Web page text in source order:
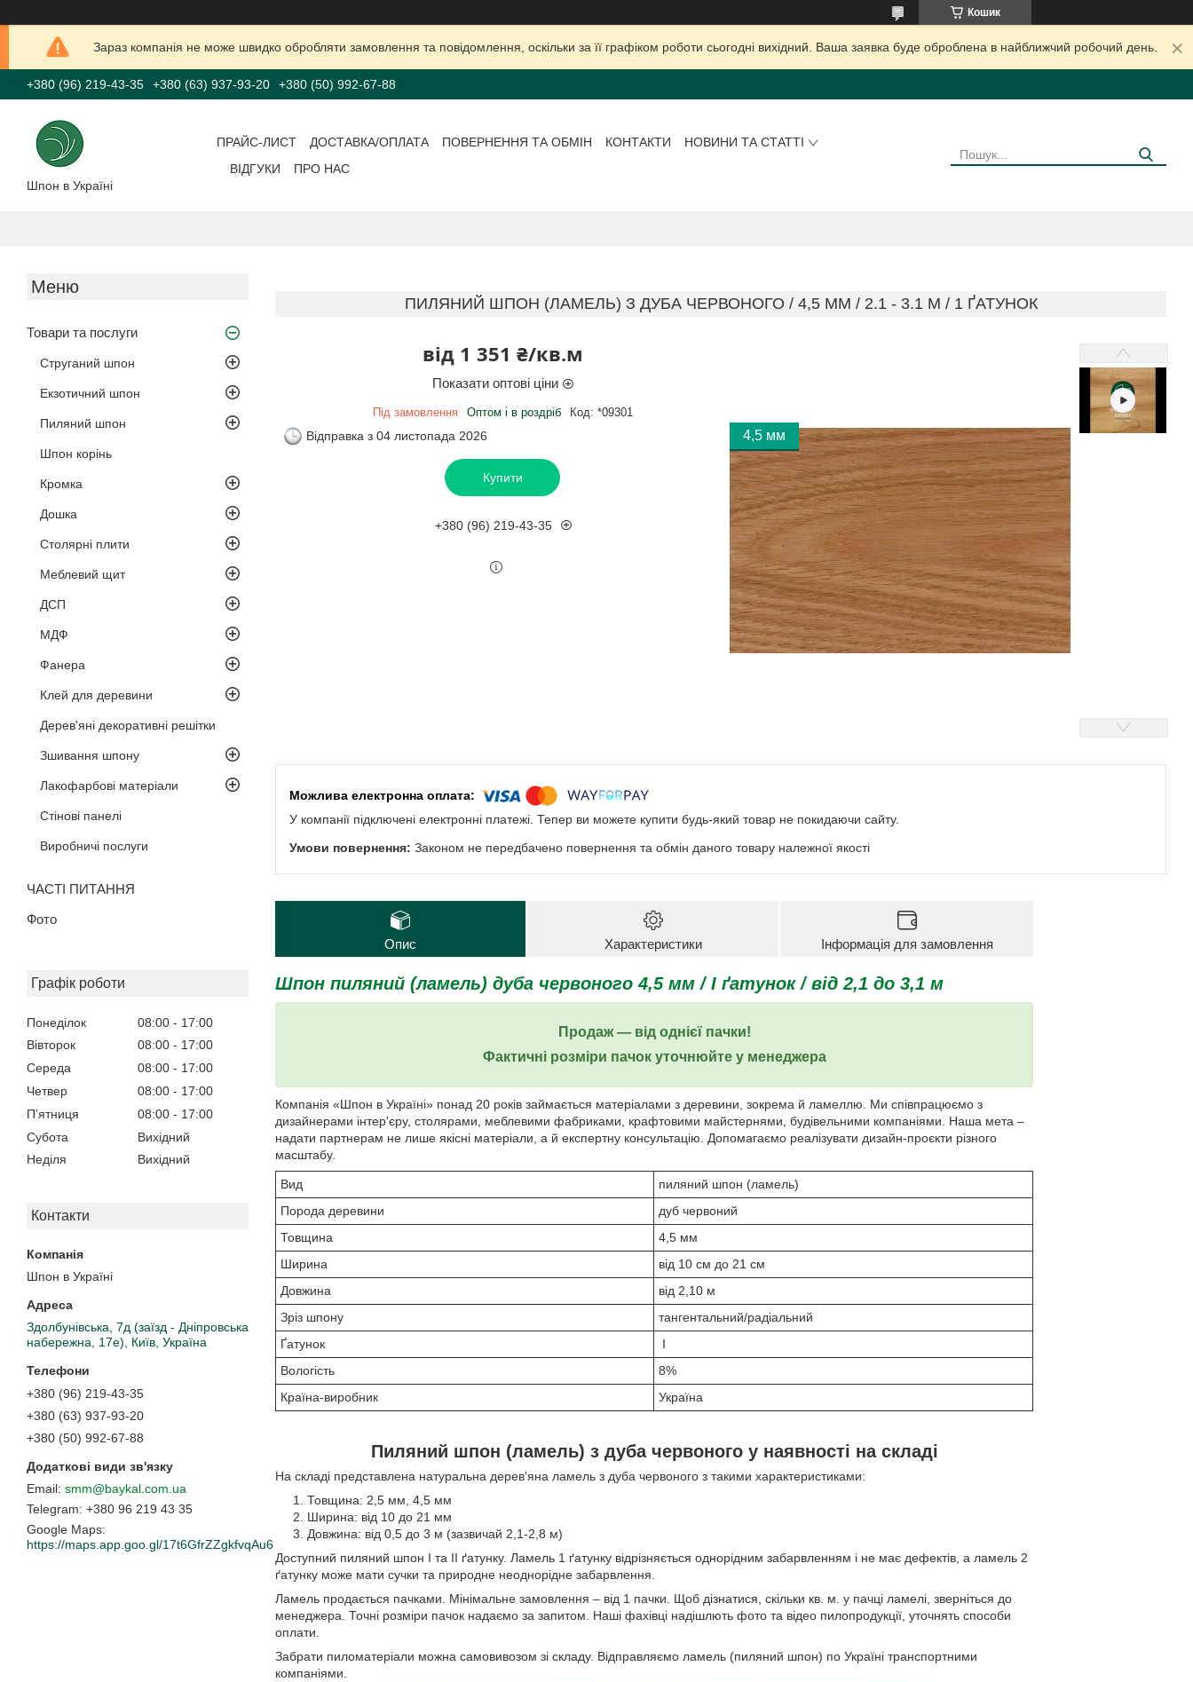
Кошик
Зараз компанія не може швидко обробляти замовлення та повідомлення, оскільки за її графіком роботи сьогодні вихідний. Ваша заявка буде оброблена в найближчий робочий день.
+380 (96) 219-43-35 +380 (63) 937-93-20 +380 (50) 992-67-88
Шпон в Україні
ПРАЙС-ЛИСТ ДОСТАВКА/ОПЛАТА ПОВЕРНЕННЯ ТА ОБМІН КОНТАКТИ
НОВИНИ ТА СТАТТІ
ВІДГУКИ
ПРО НАС
Товари та послуги
Струганий шпон
Екзотичний шпон
Пиляний шпон
Шпон корінь
Кромка
Дошка
Столярні плити
Меблевий щит
ДСП
МДФ
Фанера
Клей для деревини
Дерев'яні декоративні решітки
Зшивання шпону
Лакофарбові матеріали
Стінові панелі
Виробничі послуги
ЧАСТІ ПИТАННЯ
Фото
Графік роботи
Понеділок 08:00
17:00
Вівторок
08:00
17:00
Середа
08:00
17:00
Четвер
08:00
17:00
Пʼятниця
08:00
17:00
Субота
Вихідний
Неділя
Вихідний
Контакти
Шпон в Україні
Здолбунівська, 7д (заїзд - Дніпровська
набережна, 17е), Київ, Україна
+380 (96) 219-43-35
+380 (63) 937-93-20
+380 (50) 992-67-88
smm@baykal.com.ua
+380 96 219 43 35
Google Maps
https://maps.app.goo.gl/17t6GfrZZgkfvqAu6
ПИЛЯНИЙ ШПОН (ЛАМЕЛЬ) З ДУБА ЧЕРВОНОГО / 4,5 ММ / 2.1 - 3.1 М / 1 ҐАТУНОК
від 1 351 ₴/кв.м
Показати оптові ціни
Під замовлення Оптом і в роздріб Код: *09301
Відправка з 04 листопада 2026
Купити
+380 (96) 219-43-35
4,5 мм
У компанії підключені електронні платежі. Тепер ви можете купити будь-який товар не покидаючи сайту.
Законом не передбачено повернення та обмін даного товару належної якості
Опис Характеристики Інформація для замовлення
Шпон пиляний (ламель) дуба червоного 4,5 мм / I ґатунок / від 2,1 до 3,1 м
Продаж ― від однієї пачки!
Фактичні розміри пачок уточнюйте у менеджера
Компанія «Шпон в Україні» понад 20 років займається матеріалами з деревини, зокрема й ламеллю. Ми співпрацюємо з
дизайнерами інтер'єру, столярами, меблевими фабриками, крафтовими майстернями, будівельними компаніями. Наша мета –
надати партнерам не лише якісні матеріали, а й експертну консультацію. Допомагаємо реалізувати дизайн-проєкти різного
масштабу.
Вид
пиляний шпон (ламель)
Порода деревини
дуб червоний
Товщина
4,5 мм
Ширина
від 10 см до 21 см
Довжина
від 2,10 м
Зріз шпону
тангентальний/радіальний
Ґатунок
I
Вологість
8%
Країна-виробник
Україна
Пиляний шпон (ламель) з дуба червоного у наявності на складі
На складі представлена ​​натуральна дерев'яна ламель з дуба червоного з такими характеристиками:
Товщина: 2,5 мм, 4,5 мм
Ширина: від 10 до 21 мм
Довжина: від 0,5 до 3 м (зазвичай 2,1-2,8 м)
Доступний пиляний шпон I та II ґатунку. Ламель 1 ґатунку відрізняється однорідним забарвленням і не має дефектів, а ламель 2
ґатунку може мати сучки та природне неоднорідне забарвлення.
Ламель продається пачками. Мінімальне замовлення – від 1 пачки. Щоб дізнатися, скільки кв. м. у пачці ламелі, зверніться до
менеджера. Точні розміри пачок надаємо за запитом. Наші фахівці надішлють фото та відео пилопродукції, уточнять способи
оплати.
Забрати пиломатеріали можна самовивозом зі складу. Відправляємо ламель (пиляний шпон) по Україні транспортними
компаніями.